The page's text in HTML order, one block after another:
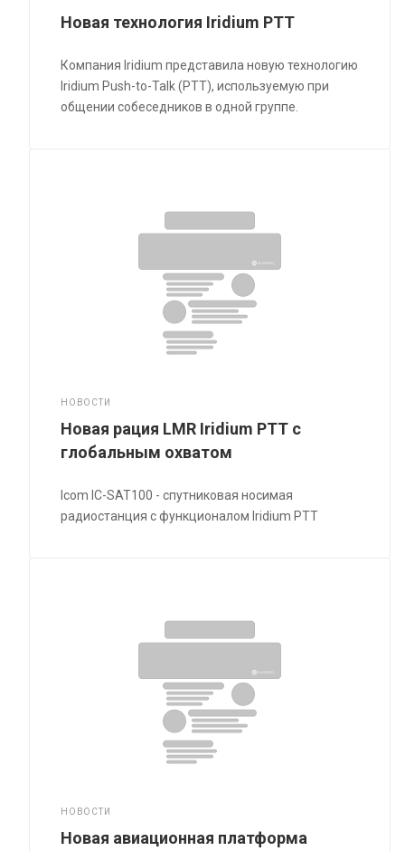
Новая технология Iridium PTT
Компания Iridium представила новую технологию
Iridium Push-to-Talk (PTT), используемую при
общении собеседников в одной группе.
НОВОСТИ
Новая рация LMR Iridium PTT с
глобальным охватом
Icom IC-SAT100 - спутниковая носимая
радиостанция с функционалом Iridium PTT
НОВОСТИ
Новая авиационная платформа